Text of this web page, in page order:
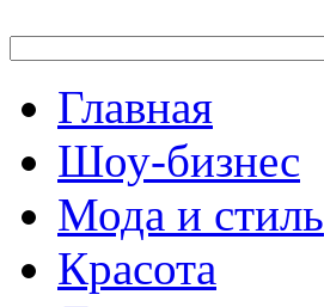
Главная
Шоу-бизнес
Мода и стиль
Красота